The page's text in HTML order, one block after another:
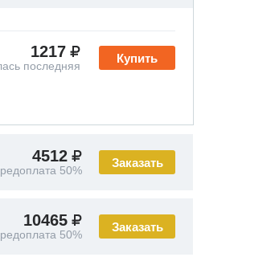
Купить
1217
последняя
Заказать
4512
50%
Заказать
10465
50%